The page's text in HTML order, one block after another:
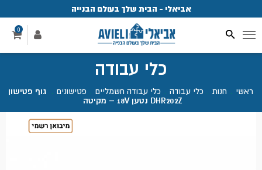
אביאלי - הבית שלך בעולם הבנייה
0
כלי עבודה
ראשי חנות כלי עבודה כלי עבודה חשמליים פטישונים
גוף פטישון
DHR202Z נטען 18V – מקיטה